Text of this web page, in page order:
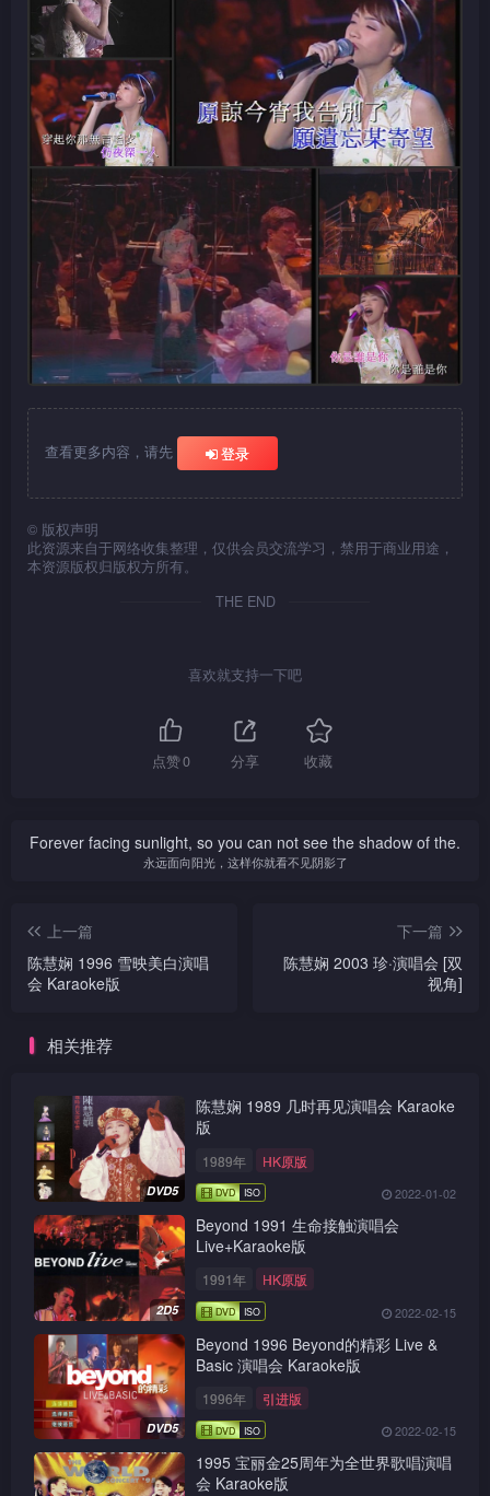
查看更多内容，请先 登录
© 版权声明
此资源来自于网络收集整理，仅供会员交流学习，禁用于商业用途，
本资源版权归版权方所有。
THE END
喜欢就支持一下吧
点赞0 分享 收藏
Forever facing sunlight, so you can not see the shadow of the.
永远面向阳光，这样你就看不见阴影了
上一篇
陈慧娴 1996 雪映美白演唱
会 Karaoke版
下一篇
陈慧娴 2003 珍·演唱会 [双
视角]
相关推荐
DVD5
陈慧娴 1989 几时再见演唱会 Karaoke
版
1989年 HK原版
2022-01-02
2D5
Beyond 1991 生命接触演唱会
Live+Karaoke版
1991年 HK原版
2022-02-15
DVD5
Beyond 1996 Beyond的精彩 Live &
Basic 演唱会 Karaoke版
1996年 引进版
2022-02-15
1995 宝丽金25周年为全世界歌唱演唱
会 Karaoke版